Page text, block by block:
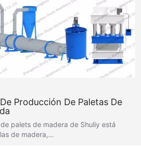
Producción De Paletas De
palets de madera de Shuliy está
de madera,…